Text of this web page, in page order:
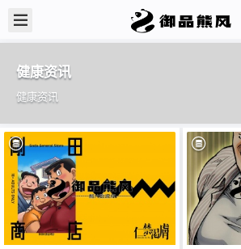
健康资讯
健康资讯